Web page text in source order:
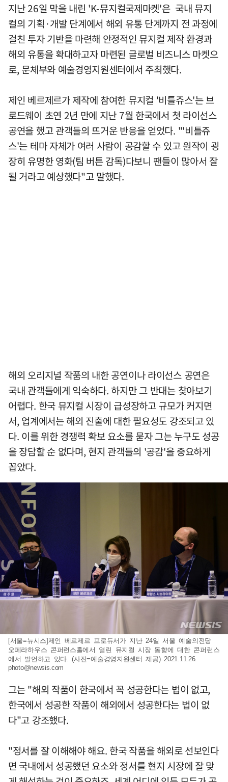
지난 26일 막을 내린 'K-뮤지컬국제마켓'은 국내 뮤지
컬의 기획·개발 단계에서 해외 유통 단계까지 전 과정에
걸친 투자 기반을 마련해 안정적인 뮤지컬 제작 환경과
해외 유통을 확대하고자 마련된 글로벌 비즈니스 마켓으
로, 문체부와 예술경영지원센터에서 주최했다.
제인 베르제르가 제작에 참여한 뮤지컬 '비틀쥬스'는 브
로드웨이 초연 2년 만에 지난 7월 한국에서 첫 라이선스
공연을 했고 관객들의 뜨거운 반응을 얻었다. "'비틀쥬
스'는 테마 자체가 여러 사람이 공감할 수 있고 원작이 굉
장히 유명한 영화(팀 버튼 감독)다보니 팬들이 많아서 잘
될 거라고 예상했다"고 말했다.
해외 오리지널 작품의 내한 공연이나 라이선스 공연은
국내 관객들에게 익숙하다. 하지만 그 반대는 찾아보기
어렵다. 한국 뮤지컬 시장이 급성장하고 규모가 커지면
서, 업계에서는 해외 진출에 대한 필요성도 강조되고 있
다. 이를 위한 경쟁력 확보 요소를 묻자 그는 누구도 성공
을 장담할 순 없다며, 현지 관객들의 '공감'을 중요하게
꼽았다.
[서울=뉴시스]제인 베르제르 프로듀서가 지난 24일 서울 예술의전당
오페라하우스 콘퍼런스홀에서 열린 뮤지컬 시장 동향에 대한 콘퍼런스
에서 발언하고 있다. (사진=예술경영지원센터 제공) 2021.11.26.
photo@newsis.com
그는 "해외 작품이 한국에서 꼭 성공한다는 법이 없고,
한국에서 성공한 작품이 해외에서 성공한다는 법이 없
다"고 강조했다.
"정서를 잘 이해해야 해요. 한국 작품을 해외로 선보인다
면 국내에서 성공했던 요소와 정서를 현지 시장에 잘 맞